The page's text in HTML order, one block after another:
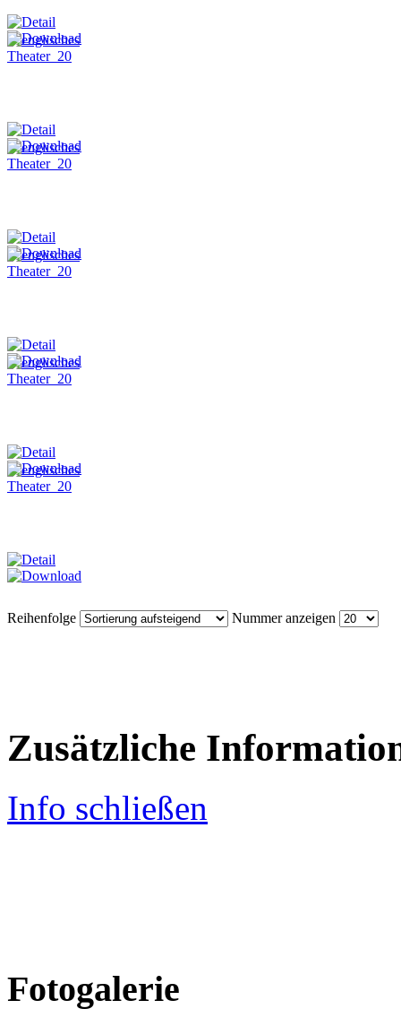
Reihenfolge Nummer anzeigen
Zusätzliche
Info schließen
Fotogalerie